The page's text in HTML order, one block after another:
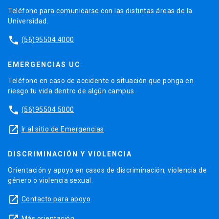
Teléfono para comunicarse con las distintas áreas de la
Universidad.
phone (56)95504 4000
EMERGENCIAS UC
Teléfono en caso de accidente o situación que ponga en
riesgo tu vida dentro de algún campus.
phone (56)95504 5000
launch Ir al sitio de Emergencias
DISCRIMINACIÓN Y VIOLENCIA
Orientación y apoyo en casos de discriminación, violencia de
género o violencia sexual.
launch Contacto para apoyo